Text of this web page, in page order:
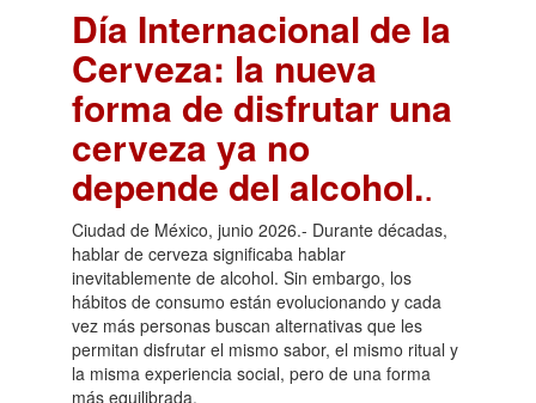
Día Internacional de la
Cerveza: la nueva
forma de disfrutar una
cerveza ya no
depende del alcohol..
Ciudad de México, junio 2026.- Durante décadas,
hablar de cerveza significaba hablar
inevitablemente de alcohol. Sin embargo, los
hábitos de consumo están evolucionando y cada
vez más personas buscan alternativas que les
permitan disfrutar el mismo sabor, el mismo ritual y
la misma experiencia social, pero de una forma
más equilibrada.